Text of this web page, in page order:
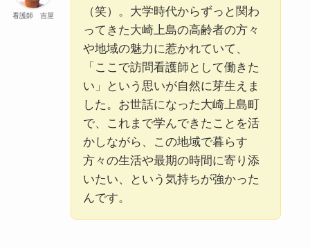
看護師 吉屋
（笑）。大学時代からずっと関わ
ってきた大崎上島の高齢者の方々
や地域の魅力に惹かれていて、
「ここで訪問看護師として働きた
い」という思いが自然に芽生えま
した。お世話になった大崎上島町
で、これまで学んできたことを活
かしながら、この地域で暮らす
方々の生活や最期の時間に寄り添
いたい、という気持ちが強かった
んです。